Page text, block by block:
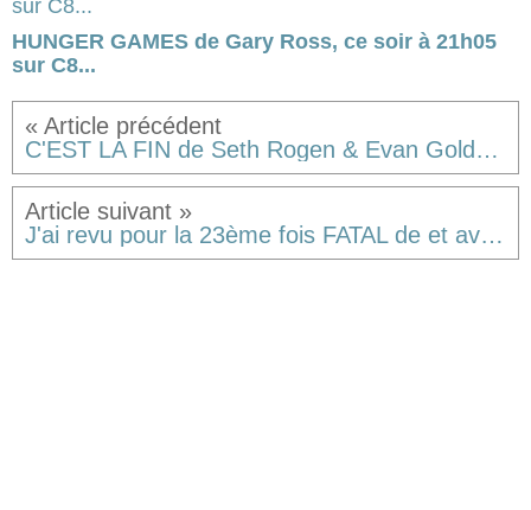
HUNGER GAMES de Gary Ross, ce soir à 21h05
sur C8...
C'EST LA FIN de Seth Rogen & Evan Goldberg [critique]
J'ai revu pour la 23ème fois FATAL de et avec Michaël Youn [critique]